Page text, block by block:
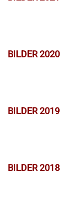
BILDER 2020
BILDER 2019
BILDER 2018